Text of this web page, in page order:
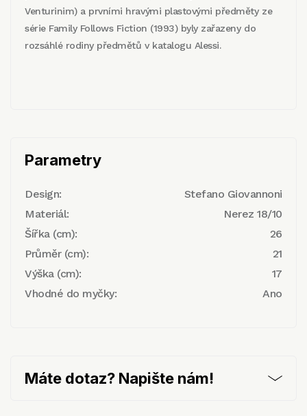
Venturinim) a prvními hravými plastovými předměty ze
série Family Follows Fiction (1993) byly zařazeny do
rozsáhlé rodiny předmětů v katalogu Alessi.
Parametry
Design:
Stefano Giovannoni
Materiál:
Nerez 18/10
Šířka (cm):
26
Průměr (cm):
21
Výška (cm):
17
Vhodné do myčky:
Ano
Máte dotaz? Napište nám!